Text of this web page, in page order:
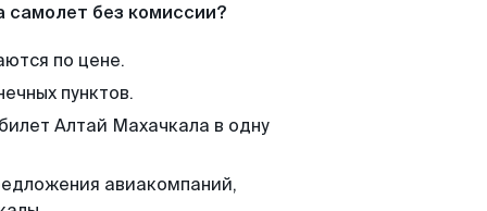
самолет без комиссии?
по цене.
пунктов.
Алтай Махачкала в одну
авиакомпаний,